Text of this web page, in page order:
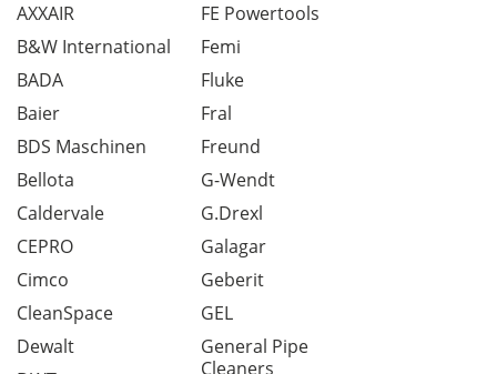
AXXAIR
B&W International
BADA
Baier
BDS Maschinen
Bellota
Caldervale
CEPRO
Cimco
CleanSpace
Dewalt
FE Powertools
Femi
Fluke
Fral
Freund
G-Wendt
G.Drexl
Galagar
Geberit
GEL
General Pipe
Cleaners